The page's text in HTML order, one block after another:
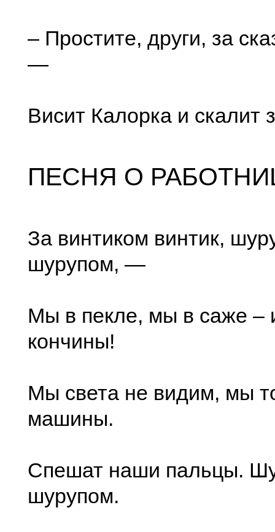
– Простите, други, за
—
Висит Калорка и скалит
ПЕСНЯ О
За винтиком винтик,
шурупом, —
Мы в пекле, мы в саже –
кончины!
Мы света не видим, мы
машины.
Спешат наши пальцы.
шурупом.